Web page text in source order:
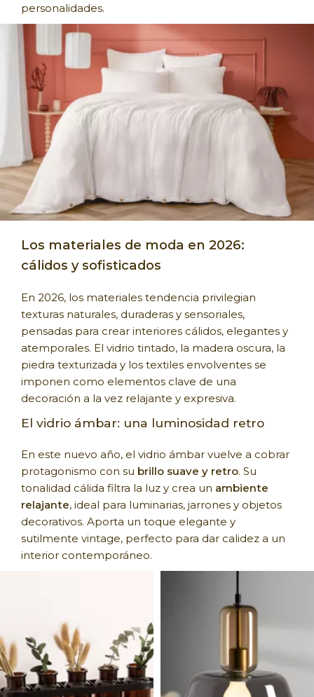
personalidades.
Los materiales de moda en 2026:
cálidos y sofisticados
En 2026, los materiales tendencia privilegian
texturas naturales, duraderas y sensoriales,
pensadas para crear interiores cálidos, elegantes y
atemporales. El vidrio tintado, la madera oscura, la
piedra texturizada y los textiles envolventes se
imponen como elementos clave de una
decoración a la vez relajante y expresiva.
El vidrio ámbar: una luminosidad retro
En este nuevo año, el vidrio ámbar vuelve a cobrar
protagonismo con su brillo suave y retro. Su
tonalidad cálida filtra la luz y crea un ambiente
relajante, ideal para luminarias, jarrones y objetos
decorativos. Aporta un toque elegante y
sutilmente vintage, perfecto para dar calidez a un
interior contemporáneo.